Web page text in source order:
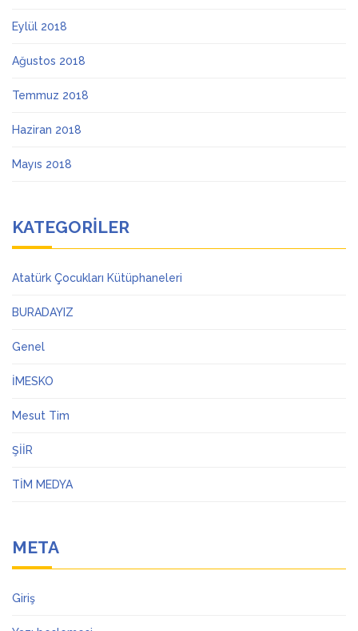
Eylül 2018
Ağustos 2018
Temmuz 2018
Haziran 2018
Mayıs 2018
KATEGORILER
Atatürk Çocukları Kütüphaneleri
BURADAYIZ
Genel
İMESKO
Mesut Tim
ŞİİR
TİM MEDYA
META
Giriş